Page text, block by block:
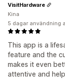
This app is a
feature and the
makes it even
attentive and
VisitHardware
Kina
5 dagar användning